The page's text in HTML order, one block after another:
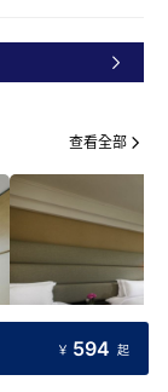
查看全部
￥ 594 起